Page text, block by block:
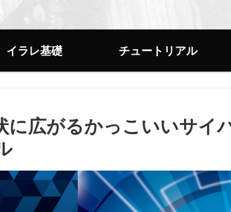
イラレ基礎 チュートリアル
に広がるかっこいいサイ